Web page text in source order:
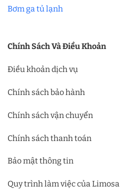
Bơm ga tủ lạnh
Chính Sách Và Điều Khoản
Điều khoản dịch vụ
Chính sách bảo hành
Chính sách vận chuyển
Chính sách thanh toán
Bảo mật thông tin
Quy trình làm việc của Limosa